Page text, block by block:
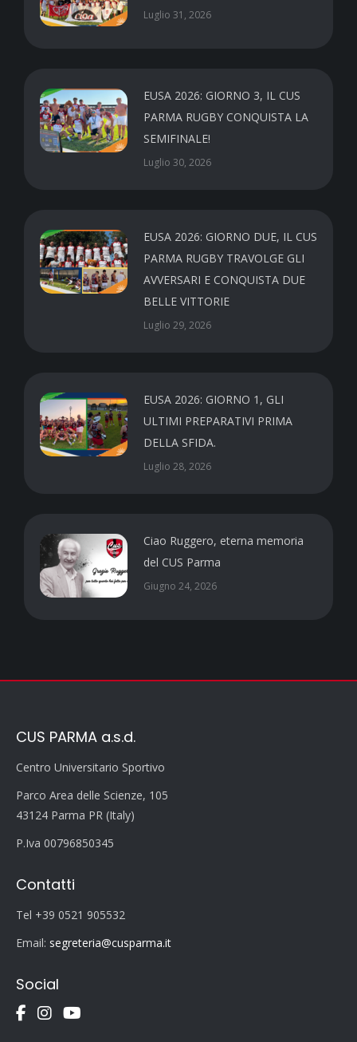
Luglio 31, 2026
EUSA 2026: GIORNO 3, IL CUS
PARMA RUGBY CONQUISTA LA
SEMIFINALE!
Luglio 30, 2026
EUSA 2026: GIORNO DUE, IL CUS
PARMA RUGBY TRAVOLGE GLI
AVVERSARI E CONQUISTA DUE
BELLE VITTORIE
Luglio 29, 2026
EUSA 2026: GIORNO 1, GLI
ULTIMI PREPARATIVI PRIMA
DELLA SFIDA.
Luglio 28, 2026
Ciao Ruggero, eterna memoria
del CUS Parma
Giugno 24, 2026
CUS PARMA a.s.d.
Centro Universitario Sportivo
Parco Area delle Scienze, 105
43124 Parma PR (Italy)
P.Iva 00796850345
Contatti
Tel +39 0521 905532
Email: segreteria@cusparma.it
Social